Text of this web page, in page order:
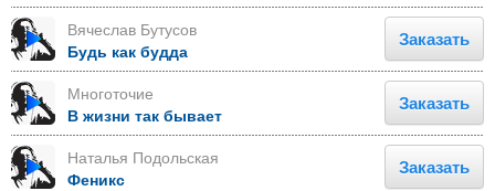
Вячеслав Бутусов
Будь как будда
Заказать
Многоточие
В жизни так бывает
Заказать
Наталья Подольская
Феникс
Заказать